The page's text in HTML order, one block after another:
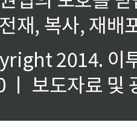
재, 복사, 재배
2014. 이
ㅣ 보도자료